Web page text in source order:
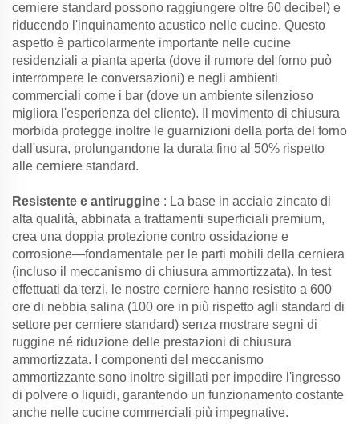
cerniere standard possono raggiungere oltre 60 decibel) e
riducendo l'inquinamento acustico nelle cucine. Questo
aspetto è particolarmente importante nelle cucine
residenziali a pianta aperta (dove il rumore del forno può
interrompere le conversazioni) e negli ambienti
commerciali come i bar (dove un ambiente silenzioso
migliora l'esperienza del cliente). Il movimento di chiusura
morbida protegge inoltre le guarnizioni della porta del forno
dall'usura, prolungandone la durata fino al 50% rispetto
alle cerniere standard.
Resistente e antiruggine : La base in acciaio zincato di
alta qualità, abbinata a trattamenti superficiali premium,
crea una doppia protezione contro ossidazione e
corrosione—fondamentale per le parti mobili della cerniera
(incluso il meccanismo di chiusura ammortizzata). In test
effettuati da terzi, le nostre cerniere hanno resistito a 600
ore di nebbia salina (100 ore in più rispetto agli standard di
settore per cerniere standard) senza mostrare segni di
ruggine né riduzione delle prestazioni di chiusura
ammortizzata. I componenti del meccanismo
ammortizzante sono inoltre sigillati per impedire l'ingresso
di polvere o liquidi, garantendo un funzionamento costante
anche nelle cucine commerciali più impegnative.